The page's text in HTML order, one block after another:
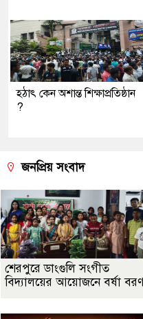
হঠাৎ কেন অশান্ত শিক্ষাপ্রতিষ্ঠান
?
জনপ্রিয় সংবাদ
শেরপুরে ডাংগুলি সংগীত
বিদ্যালয়ের আয়োজনে বর্ষা বরণ